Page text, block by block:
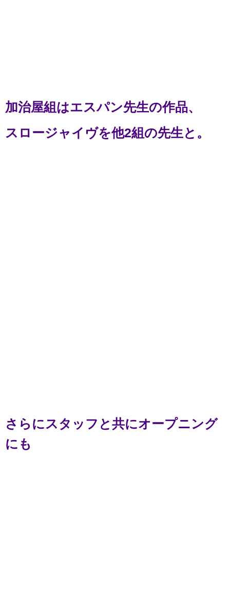
加治屋組はエスパン先生の作品、
スロージャイヴを他2組の先生と。
さらにスタッフと共にオープニング
にも